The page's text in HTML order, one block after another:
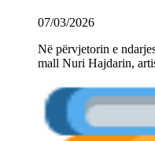
07/03/2026
Në përvjetorin e
mall Nuri Hajdarin,